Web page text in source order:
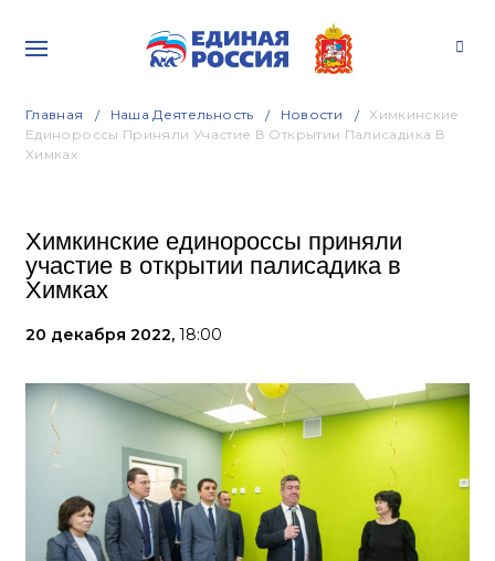
Главная Наша Деятельность Новости
Химкинские
Единороссы Приняли Участие В Открытии Палисадика В
Химках
Химкинские единороссы приняли
участие в открытии палисадика в
Химках
20 декабря 2022, 18:00